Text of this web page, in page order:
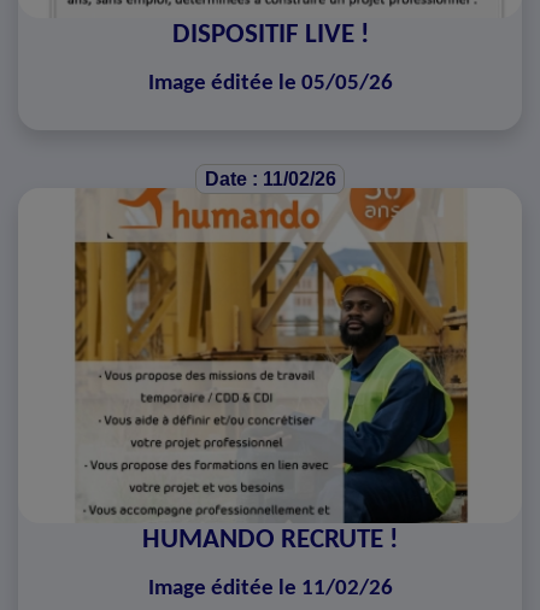
DISPOSITIF LIVE !
Image éditée le 05/05/26
Date : 11/02/26
HUMANDO RECRUTE !
Image éditée le 11/02/26